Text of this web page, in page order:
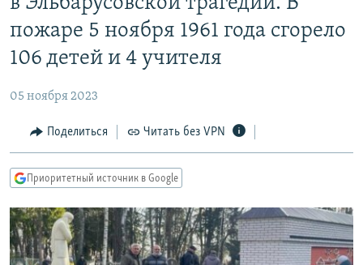
основному
содержанию
навигации
Вернутся
АВТОРСКИЕ ПРОЕКТЫ
ЦИТАТЫ СВОБОДЫ
КУЛЬТУРА
IDEL.РЕАЛИИ
КАВКАЗ.РЕАЛИИ
СИБИРЬ.РЕАЛИИ
РАСПИСАНИЕ ВЕЩАНИЯ
пожаре 5 ноября 1961 года сгорело
106 детей и 4 учителя
05 ноября 2023
Поделиться Читать без VPN
Приоритетный источник в Google